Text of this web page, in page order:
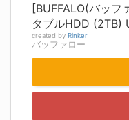
[BUFFALO(バッ
タブルHDD (2TB)
created by Rinker
バッファロー